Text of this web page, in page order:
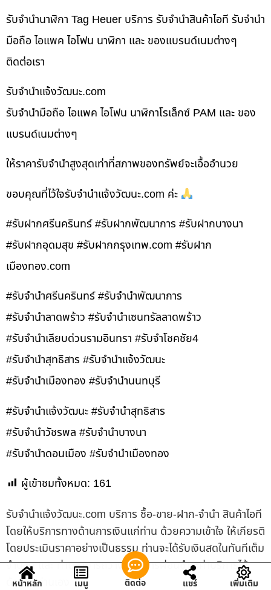
รับจำนำนาฬิกา Tag Heuer บริการ รับจำนำสินค้าไอที รับจำนำ
มือถือ ไอแพค ไอโฟน นาฬิกา และ ของแบรนด์เนมต่างๆ
ติดต่อเรา
รับจํานําแจ้งวัฒนะ.com
รับจำนำมือถือ ไอแพค ไอโฟน นาฬิกาโรเล็กซ์ PAM และ ของ
แบรนด์เนมต่างๆ
ให้ราคารับจำนำสูงสุดเท่าที่สภาพของทรัพย์จะเอื้ออำนวย
ขอบคุณที่ไว้ใจรับจำนำแจ้งวัฒนะ.com ค่ะ
#รับฝากศรีนครินทร์ #รับฝากพัฒนาการ #รับฝากบางนา
#รับฝากอุดมสุข #รับฝากกรุงเทพ.com #รับฝาก
เมืองทอง.com
#รับจำนำศรีนครินทร์ #รับจำนำพัฒนาการ
#รับจำนำลาดพร้าว #รับจำนำเซนทรัลลาดพร้าว
#รับจำนำเลียบด่วนรามอินทรา #รับจำโชคชัย4
#รับจำนำสุทธิสาร #รับจำนำแจ้งวัฒนะ
#รับจำนำเมืองทอง #รับจำนำนนทบุรี
#รับจำนำแจ้งวัฒนะ #รับจำนำสุทธิสาร
#รับจำนำวัชรพล #รับจำนำบางนา
#รับจำนำดอนเมือง #รับจำนำเมืองทอง
ผู้เข้าชมทั้งหมด: 161
รับจํานําแจ้งวัฒนะ.com บริการ ซื้อ-ขาย-ฝาก-จำนำ สินค้าไอที
โดยให้บริการทางด้านการเงินแก่ท่าน ด้วยความเข้าใจ ให้เกียรติ
โดยประเมินราคาอย่างเป็นธรรม ท่านจะได้รับเงินสดในทันทีเต็ม
จำนวน และ ท่านสามารถวางแผนการผ่อนชำระค่าบริการได้
ด้วยตัวท่านเอง
หน้าหลัก เมนู ติดต่อ แชร์ เพิ่มเติม